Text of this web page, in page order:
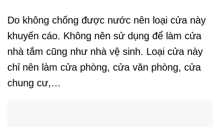
Do không chống được nước nên loại cửa này
khuyến cáo. Không nên sử dụng để làm cửa
nhà tắm cũng như nhà vệ sinh. Loại cửa này
chỉ nên làm cửa phòng, cửa văn phòng, cửa
chung cư,…